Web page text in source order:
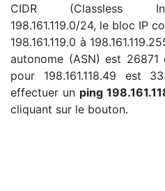
CIDR (Classless
198.161.119.0/24, le bloc IP
198.161.119.0 à
autonome (ASN) est 26871
pour 198.161.118.49 est
effectuer un ping
cliquant sur le bouton.